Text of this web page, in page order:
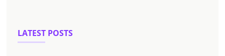
LATEST POSTS